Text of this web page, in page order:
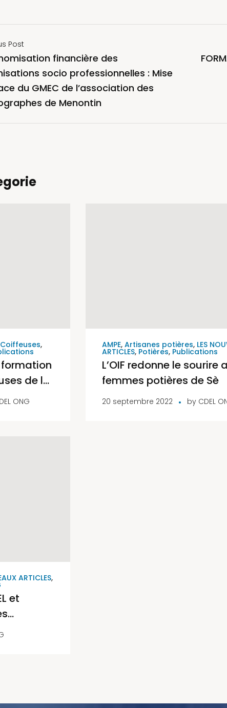
Post
financière des
socio professionnelles : Mise
du GMEC de l’association des
de Menontin
Coiffeuses,
formation
de la
sur le
ONG
AMPE, Artisanes potières, LES
ARTICLES, Potières, Publications
L’OIF redonne le sourire
femmes potières de Sè
20 septembre 2022 by CDEL
ARTICLES,
et